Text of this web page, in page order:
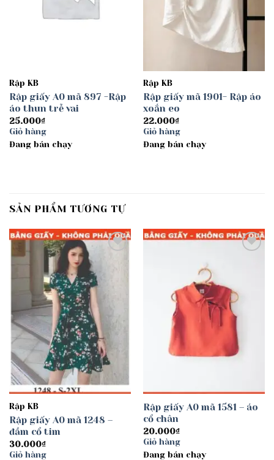
Rập KB
Rập giấy A0 mã 897 -Rập
áo thun trễ vai
25.000₫
Giỏ hàng
Đang bán chạy
Rập KB
Rập giấy mã 1901- Rập áo
xoắn eo
22.000₫
Giỏ hàng
Đang bán chạy
SẢN PHẨM TƯƠNG TỰ
Rập KB
Rập giấy A0 mã 1248 –
đầm cổ tim
30.000₫
Giỏ hàng
Rập giấy A0 mã 1581 – áo
cổ chân
20.000₫
Giỏ hàng
Đang bán chạy